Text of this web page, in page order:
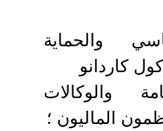
والحماية
كاردانو
والوكالات
الماليون ؛